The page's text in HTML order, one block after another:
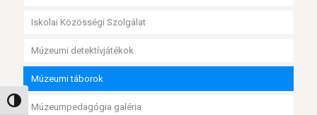
Nagy kontraszt váltása
Iskolai Közösségi Szolgálat
Múzeumi detektívjátékok
Múzeumi táborok
Múzeumpedagógia galéria